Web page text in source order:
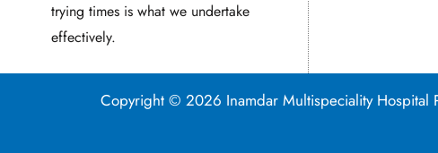
trying times is what we undertake
effectively.
Copyright © 2026 Inamdar Multispeciality Hospital